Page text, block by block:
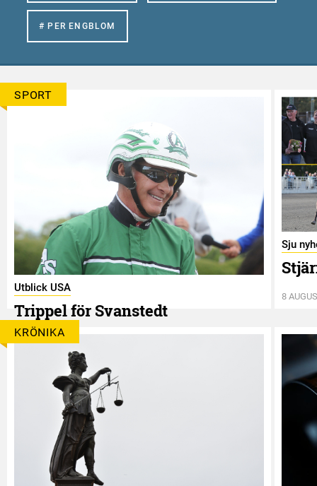
# PER ENGBLOM
SPORT
Utblick USA
Trippel för Svanstedt
8 AUGUSTI
Sju
8
KRÖNIKA